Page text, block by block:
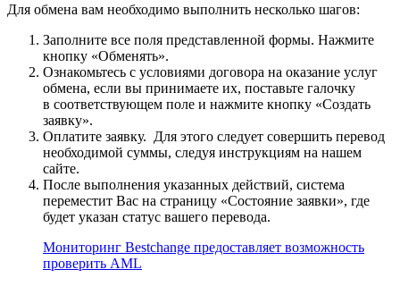
Для обмена вам необходимо выполнить несколько шагов:
Заполните все поля представленной формы. Нажмите
кнопку «Обменять».
Ознакомьтесь с условиями договора на оказание услуг
обмена, если вы принимаете их, поставьте галочку
в соответствующем поле и нажмите кнопку «Создать
заявку».
Оплатите заявку. Для этого следует совершить перевод
необходимой суммы, следуя инструкциям на нашем
сайте.
После выполнения указанных действий, система
переместит Вас на страницу «Состояние заявки», где
будет указан статус вашего перевода.
Мониторинг Bestchange предоставляет возможность
проверить AML